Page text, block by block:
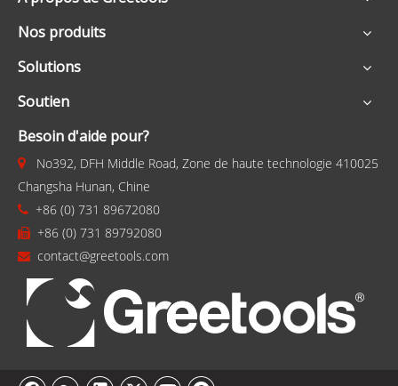
Nos produits
Solutions
Soutien
Besoin d'aide pour?
 No392, DFH Middle Road, Zone de haute technologie 410025
Changsha Hunan, Chine
 +86 (0) 731 89672080
 +86 (0) 731 89792080
 contact@greetools.com